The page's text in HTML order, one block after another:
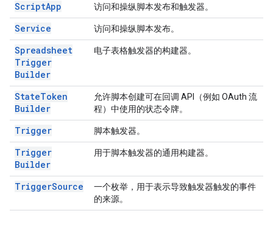
ScriptApp 访问和操纵脚本发布和触发器。
Service 访问和操纵脚本发布。
Spreadsheet
Trigger
Builder
电子表格触发器的构建器。
StateToken
Builder
允许脚本创建可在回调 API（例如 OAuth 流
程）中使用的状态令牌。
Trigger 脚本触发器。
Trigger
Builder
用于脚本触发器的通用构建器。
TriggerSource
一个枚举，用于表示导致触发器触发的事件
的来源。